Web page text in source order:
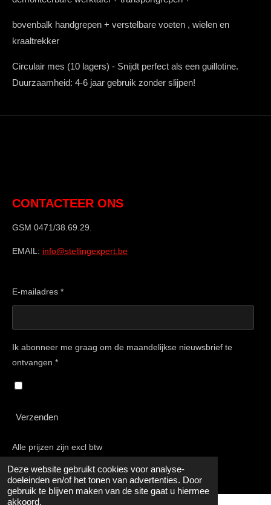
Deze website gebruikt cookies voor analyse-
doeleinden en/of het tonen van advertenties. Door
gebruik te blijven maken van de site gaat u hiermee
akkoord.
bovenbalk handgrepen + verstelbare voeten , wielen en
kraaltrekker
Circulair mes (10 lagers) - Snijdt perfect als een guillotine.
Duurzaamheid: 4-6 jaar gebruik zonder slijpen!
CONTACTEER ONS
GSM 0471/38.69.29.
EMAIL: info@stellingexpert.be
E-mailadres *
Ik abonneer me graag om de maandelijkse nieuwsbrief te
ontvangen *
Verzenden
Alle prijzen zijn excl btw